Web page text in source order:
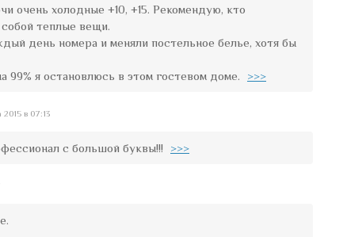
очень холодные +10, +15. Рекомендую, кто
теплые вещи.
день номера и меняли постельное белье, хотя бы
99% я остановлюсь в этом гостевом доме.
>>>
2015 в 07:13
с большой буквы!!! >>>